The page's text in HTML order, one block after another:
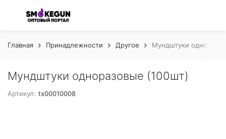
Главная Принадлежности Другое Мундштуки
Мундштуки одноразовые (100шт)
Артикул: tx00010008